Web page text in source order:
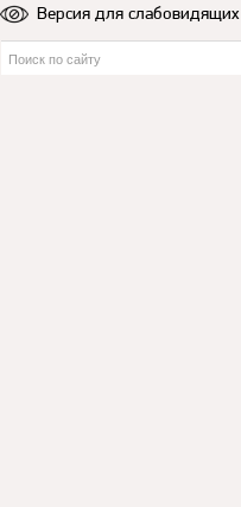
Версия для слабовидящих